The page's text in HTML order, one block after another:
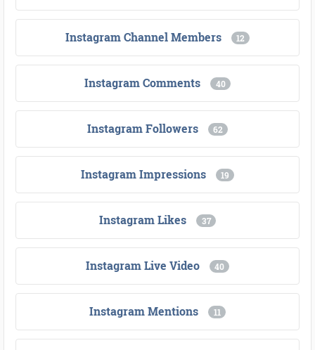
Instagram Channel Members 12
Instagram Comments 40
Instagram Followers 62
Instagram Impressions 19
Instagram Likes 37
Instagram Live Video 40
Instagram Mentions 11